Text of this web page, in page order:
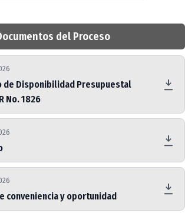
del Proceso
de Disponibilidad Presupuestal
No. 1826
conveniencia y oportunidad